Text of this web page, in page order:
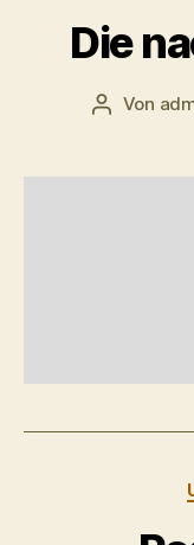
Die
Von